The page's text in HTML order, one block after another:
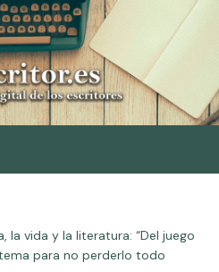
la vida y la literatura: “Del juego
para no perderlo todo